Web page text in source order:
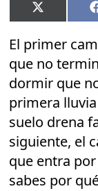
Compartir
en
X
(Twitter)
El primer
que no
dormir que
primera
suelo drena
siguiente, el
que entra
sabes por